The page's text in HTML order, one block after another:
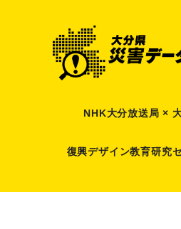
NHK大分放送局 ×
復興デザイン教育研究